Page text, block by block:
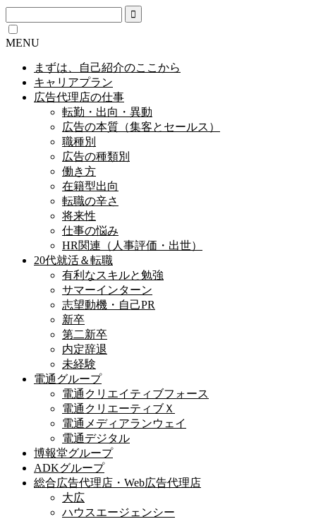
MENU
まずは、自己紹介のここから
キャリアプラン
広告代理店の仕事
転勤・出向・異動
広告の本質（集客とセールス）
職種別
広告の種類別
働き方
在籍型出向
転職の辛さ
将来性
仕事の悩み
HR関連（人事評価・出世）
20代就活＆転職
有利なスキルと勉強
サマーインターン
志望動機・自己PR
新卒
第二新卒
内定辞退
未経験
電通グループ
電通クリエイティブフォース
電通クリエーティブＸ
電通メディアランウェイ
電通デジタル
博報堂グループ
ADKグループ
総合広告代理店・Web広告代理店
大広
ハウスエージェンシー